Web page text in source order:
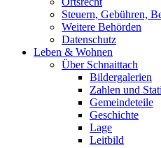
Steuern, Gebühren,
Weitere Behörden
Datenschutz
Leben & Wohnen
Über Schnaittach
Bildergalerien
Zahlen und
Gemeindeteile
Geschichte
Lage
Leitbild